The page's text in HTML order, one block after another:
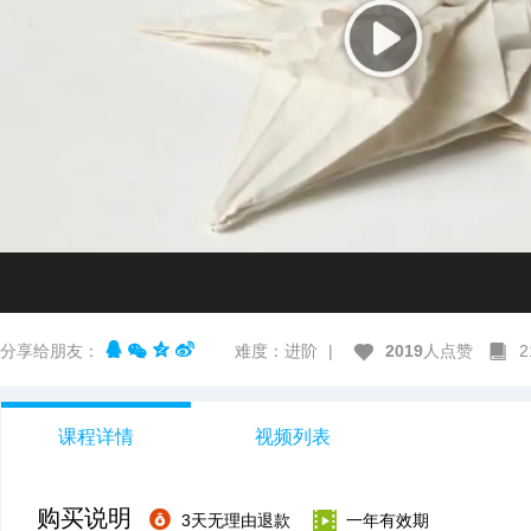
分享给朋友： 难度：进阶 | 2019人点赞
课程详情 视频列表
购买说明 3天无理由退款 一年有效期